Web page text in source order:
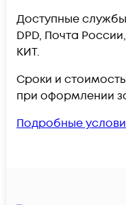
Доступные
DPD, Почта
КИТ.
Сроки и
при оформлении
Подробные